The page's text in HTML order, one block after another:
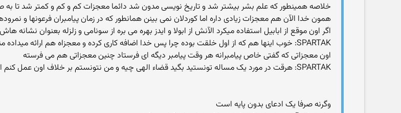
خلاصه همینطور که علم بشر بیشتر شد و تاریخ نویسی مدون شد دائما معجزات کم و کم و کمتر شد تا به
همون خدا الآن هم معجزات زیادی داره اما کوردلان نمی بینن همانطور که در زمان پیامبران فرعونها و
اگر اون موقع از ابابیل استفاده میکرد الآنش از ابولا و ایدز بهره می بره از سونامی و زلزله بعنوان
SPARTAK: خوب اینها هم که از اول خلقت بوده چرا پس خدا اضافه کاری کرده و معجزاه هم ارائه میداده منتها الان باز نشسته شده
اون معجزاتی که گفتی خاص پیامبرانه هر وقت پیامبر دیگه ای فرستاد چنین معجزاتی هم می فرسته
SPARTAK: هرقت در مورد یک مساله تونستید بگید قضاء الهی چیه و من نتونستم بر خلاف اون عمل کنم اونوقت میتونید حرفتون رو ثابت کنید
وگرنه صرفا یک ادعای بدون پایه است